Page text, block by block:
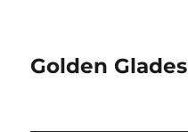
Golden Glades